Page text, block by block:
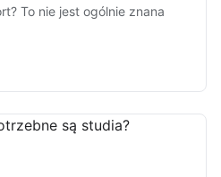
To nie jest ogólnie znana